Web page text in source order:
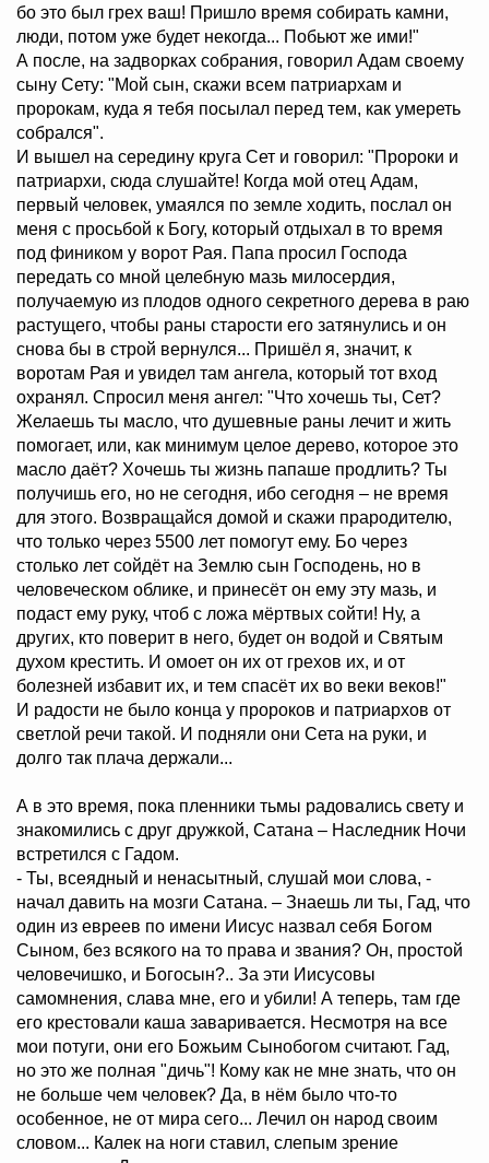
бо это был грех ваш! Пришло время собирать камни,
люди, потом уже будет некогда... Побьют же ими!"
А после, на задворках собрания, говорил Адам своему
сыну Сету: "Мой сын, скажи всем патриархам и
пророкам, куда я тебя посылал перед тем, как умереть
собрался".
И вышел на середину круга Сет и говорил: "Пророки и
патриархи, сюда слушайте! Когда мой отец Адам,
первый человек, умаялся по земле ходить, послал он
меня с просьбой к Богу, который отдыхал в то время
под фиником у ворот Рая. Папа просил Господа
передать со мной целебную мазь милосердия,
получаемую из плодов одного секретного дерева в раю
растущего, чтобы раны старости его затянулись и он
снова бы в строй вернулся... Пришёл я, значит, к
воротам Рая и увидел там ангела, который тот вход
охранял. Спросил меня ангел: "Что хочешь ты, Сет?
Желаешь ты масло, что душевные раны лечит и жить
помогает, или, как минимум целое дерево, которое это
масло даёт? Хочешь ты жизнь папаше продлить? Ты
получишь его, но не сегодня, ибо сегодня – не время
для этого. Возвращайся домой и скажи прародителю,
что только через 5500 лет помогут ему. Бо через
столько лет сойдёт на Землю сын Господень, но в
человеческом облике, и принесёт он ему эту мазь, и
подаст ему руку, чтоб с ложа мёртвых сойти! Ну, а
других, кто поверит в него, будет он водой и Святым
духом крестить. И омоет он их от грехов их, и от
болезней избавит их, и тем спасёт их во веки веков!"
И радости не было конца у пророков и патриархов от
светлой речи такой. И подняли они Сета на руки, и
долго так плача держали...
А в это время, пока пленники тьмы радовались свету и
знакомились с друг дружкой, Сатана – Наследник Ночи
встретился с Гадом.
- Ты, всеядный и ненасытный, слушай мои слова, -
начал давить на мозги Сатана. – Знаешь ли ты, Гад, что
один из евреев по имени Иисус назвал себя Богом
Сыном, без всякого на то права и звания? Он, простой
человечишко, и Богосын?.. За эти Иисусовы
самомнения, слава мне, его и убили! А теперь, там где
его крестовали каша заваривается. Несмотря на все
мои потуги, они его Божьим Сынобогом считают. Гад,
но это же полная "дичь"! Кому как не мне знать, что он
не больше чем человек? Да, в нём было что-то
особенное, не от мира сего... Лечил он народ своим
словом... Калек на ноги ставил, слепым зрение